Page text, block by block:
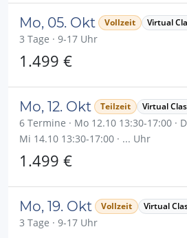
Mo, 05. Okt Vollzeit Virtual
3 Tage · 9-17 Uhr
1.499 €
Mo, 12. Okt Teilzeit Virtual
6 Termine · Mo 12.10 13:30-17:00 ·
Mi 14.10 13:30-17:00 · ... Uhr
1.499 €
Mo, 19. Okt Vollzeit Virtual
3 Tage · 9-17 Uhr